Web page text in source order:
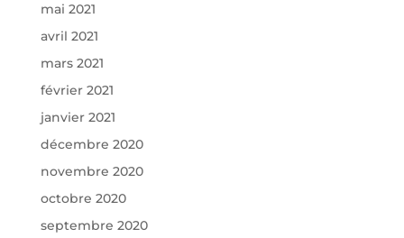
mai 2021
avril 2021
mars 2021
février 2021
janvier 2021
décembre 2020
novembre 2020
octobre 2020
septembre 2020